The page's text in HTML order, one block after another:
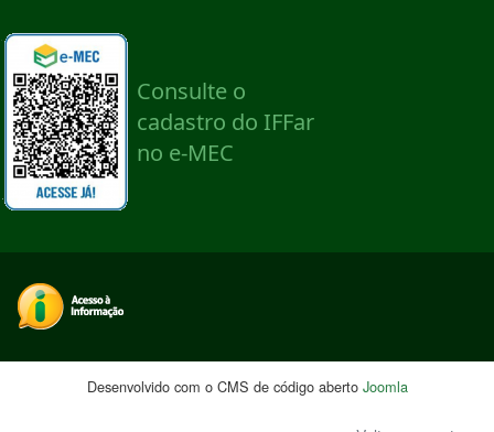
Desenvolvido com o CMS de código aberto Joomla